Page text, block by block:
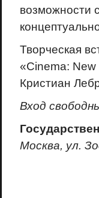
возможности
Творческая
«Cinema: New
Кристиан
Вход
Москва, ул.